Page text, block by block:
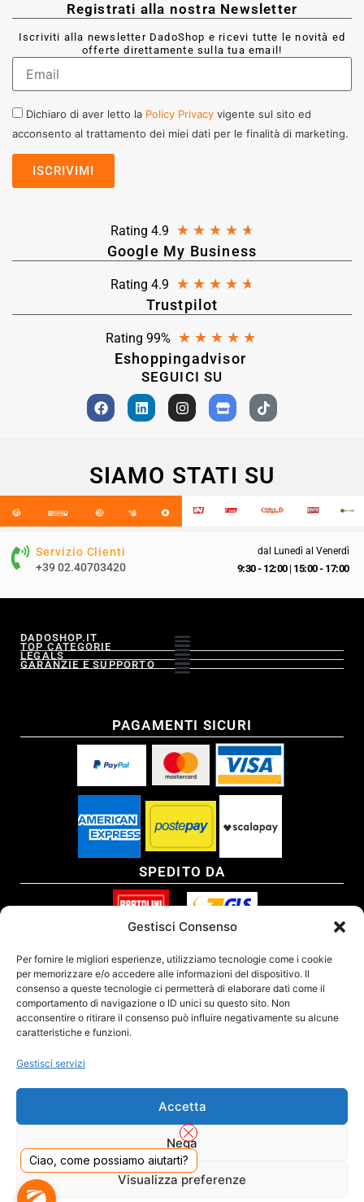
Gestisci Consenso
Per fornire le migliori esperienze, utilizziamo tecnologie come i cookie
per memorizzare e/o accedere alle informazioni del dispositivo. Il
consenso a queste tecnologie ci permetterà di elaborare dati come il
comportamento di navigazione o ID unici su questo sito. Non
acconsentire o ritirare il consenso può influire negativamente su alcune
caratteristiche e funzioni.
Gestisci servizi
Accetta
Nega
Visualizza preferenze
Registrati alla nostra Newsletter
Iscriviti alla newsletter DadoShop e ricevi tutte le novità ed
offerte direttamente sulla tua email!
Dichiaro di aver letto la Policy Privacy vigente sul sito ed
acconsento al trattamento dei miei dati per le finalità di marketing.
Rating 4.9 ★ ★ ★ ★ ★
Google My Business
Rating 4.9 ★ ★ ★ ★ ★
Trustpilot
Rating 99% ★ ★ ★ ★ ★
Eshoppingadvisor
SEGUICI SU
SIAMO STATI SU
Servizio Clienti
+39 02.40703420
dal Lunedì al Venerdì
9:30 - 12:00| 15:00 - 17:00
DADOSHOP.IT
TOP CATEGORIE
LEGALS
GARANZIE E SUPPORTO
PAGAMENTI SICURI
SPEDITO DA
DADO S.R.L. Unipersonale - Viale Enrico Forlanini 23 - 20134 Milano (MI) - Italy
Tel. 02.40703420 - P.Iva/C.F. 02681390809 - Numero REA MI-2640300 - Cap. Soc.
Ciao, come possiamo aiutarti?